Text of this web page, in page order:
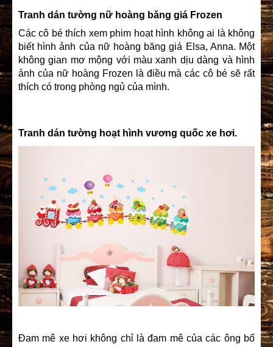
Tranh dán tường nữ hoàng băng giá Frozen
Các cô bé thích xem phim hoạt hình không ai là không
biết hình ảnh của nữ hoàng băng giá Elsa, Anna. Một
không gian mơ mộng với màu xanh dịu dàng và hình
ảnh của nữ hoàng Frozen là điều mà các cô bé sẽ rất
thích có trong phòng ngủ của mình.
Tranh dán tường hoạt hình vương quốc xe hơi.
Đam mê xe hơi không chỉ là đam mê của các ông bố